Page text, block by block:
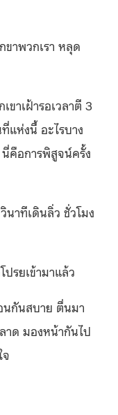
ขาพวกเรา หลุด
าเฝ้ารอเวลาตี 3
แห่งนี้ อะไรบาง
คือการพิสูจน์ครั้ง
นาทีเดินลิ่ว ชั่วโมง
รยเข้ามาแล้ว
กันสบาย ตื่นมา
าด มองหน้ากันไป